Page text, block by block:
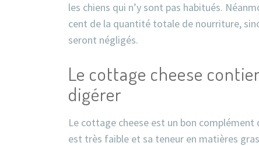
les chiens qui n’y sont pas habitués.
cent de la quantité totale de nourriture,
seront négligés.
Le cottage cheese
digérer
Le cottage cheese est un bon
est très faible et sa teneur en matières